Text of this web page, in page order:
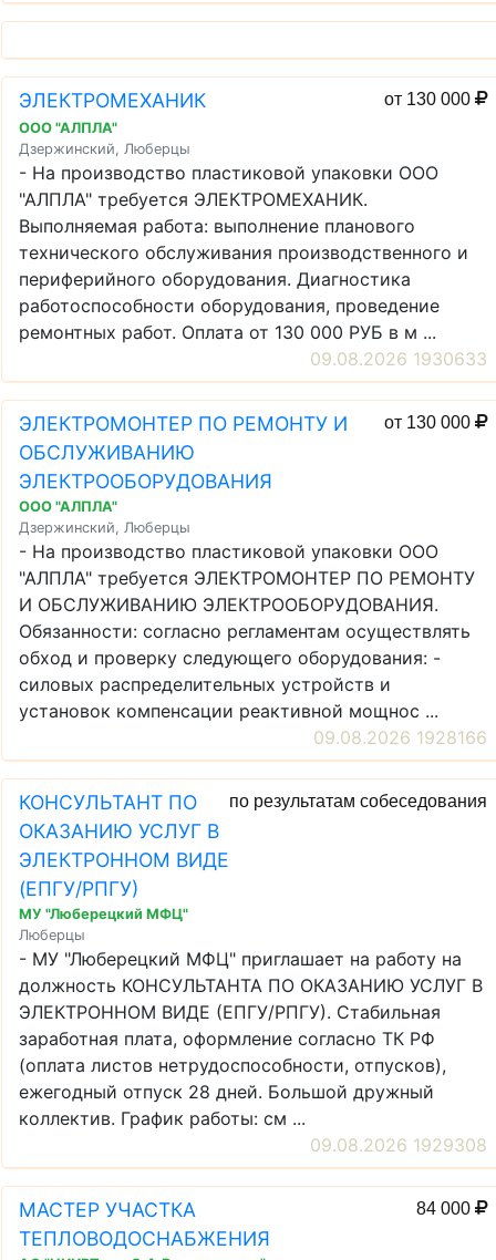
ЭЛЕКТРОМЕХАНИК от 130 000
ООО "АЛПЛА"
Дзержинский, Люберцы
- На производство пластиковой упаковки ООО
"АЛПЛА" требуется ЭЛЕКТРОМЕХАНИК.
Выполняемая работа: выполнение планового
технического обслуживания производственного и
периферийного оборудования. Диагностика
работоспособности оборудования, проведение
ремонтных работ. Оплата от 130 000 РУБ в м ...
09.08.2026 1930633
ЭЛЕКТРОМОНТЕР ПО РЕМОНТУ И
ОБСЛУЖИВАНИЮ
ЭЛЕКТРООБОРУДОВАНИЯ
от 130 000
ООО "АЛПЛА"
Дзержинский, Люберцы
- На производство пластиковой упаковки ООО
"АЛПЛА" требуется ЭЛЕКТРОМОНТЕР ПО РЕМОНТУ
И ОБСЛУЖИВАНИЮ ЭЛЕКТРООБОРУДОВАНИЯ.
Обязанности: согласно регламентам осуществлять
обход и проверку следующего оборудования: -
силовых распределительных устройств и
установок компенсации реактивной мощнос ...
09.08.2026 1928166
КОНСУЛЬТАНТ ПО
ОКАЗАНИЮ УСЛУГ В
ЭЛЕКТРОННОМ ВИДЕ
(ЕПГУ/РПГУ)
по результатам собеседования
МУ "Люберецкий МФЦ"
Люберцы
- МУ "Люберецкий МФЦ" приглашает на работу на
должность КОНСУЛЬТАНТА ПО ОКАЗАНИЮ УСЛУГ В
ЭЛЕКТРОННОМ ВИДЕ (ЕПГУ/РПГУ). Стабильная
заработная плата, оформление согласно ТК РФ
(оплата листов нетрудоспособности, отпусков),
ежегодный отпуск 28 дней. Большой дружный
коллектив. График работы: см ...
09.08.2026 1929308
МАСТЕР УЧАСТКА
ТЕПЛОВОДОСНАБЖЕНИЯ
84 000